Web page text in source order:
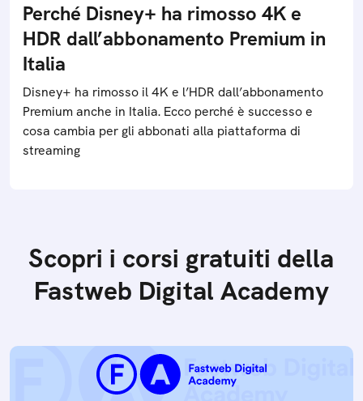
Perché Disney+ ha rimosso 4K e
HDR dall’abbonamento Premium in
Italia
Disney+ ha rimosso il 4K e l’HDR dall’abbonamento
Premium anche in Italia. Ecco perché è successo e
cosa cambia per gli abbonati alla piattaforma di
streaming
Scopri i corsi gratuiti della
Fastweb Digital Academy